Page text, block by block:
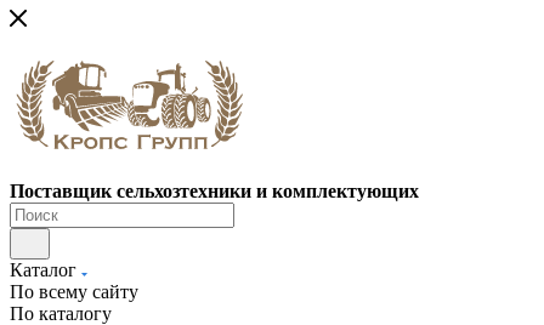
Поставщик сельхозтехники и комплектующих
Каталог
По всему сайту
По каталогу